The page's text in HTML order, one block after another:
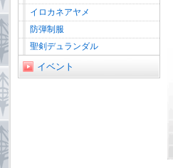
イロカネアヤメ
防弾制服
聖剣デュランダル
イベント